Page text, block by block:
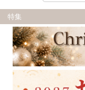
特集